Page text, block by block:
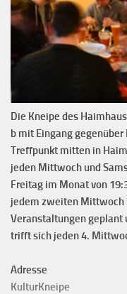
Die Kneipe des
b mit Eingang
Treffpunkt mitten in
jeden Mittwoch und
Freitag im Monat von
jedem zweiten Mittwoch
Veranstaltungen geplant
trifft sich jeden 4.
Adresse
KulturKneipe